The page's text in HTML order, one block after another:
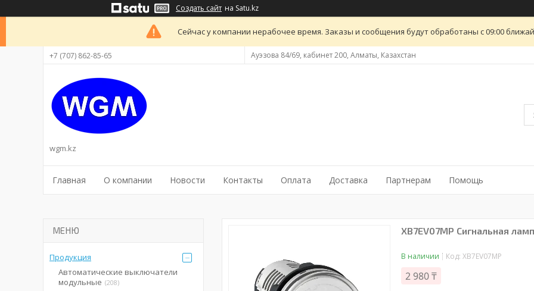
Создать сайт на Satu.kz
Сейчас у компании нерабочее время. Заказы и сообщения будут обработаны с 09:00
+7 (707) 862-85-65 Ауэзова 84/69, кабинет 200, Алматы, Казахстан
wgm.kz
Главная О компании Новости Контакты Оплата Доставка Партнерам Помощь
XB7EV07MP Сигнальная
В наличии Код: XB7EV07MP
2 980 ₸
Продукция
Автоматические выключатели
модульные 208